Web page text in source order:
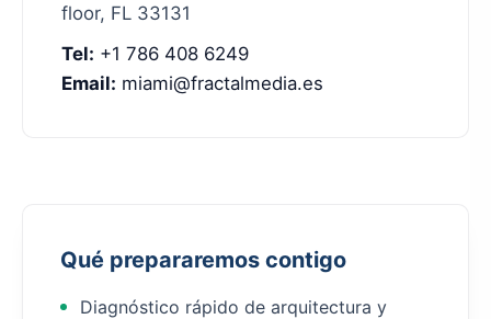
floor, FL 33131
Tel: +1 786 408 6249
Email: miami@fractalmedia.es
Qué prepararemos contigo
Diagnóstico rápido de arquitectura y